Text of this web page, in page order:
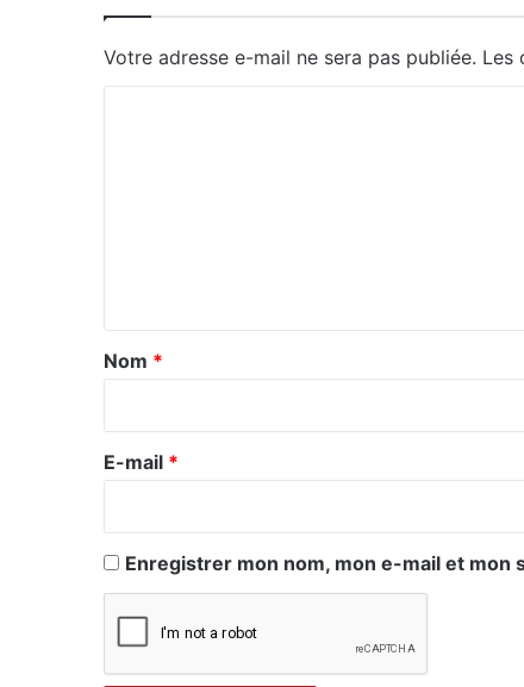
Votre adresse e-mail ne sera pas publiée. Les
a
r
e
Nom *
E-mail *
Enregistrer mon nom, mon e-mail et mon